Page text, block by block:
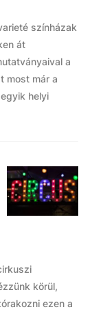
színházak
át
a
most már a
helyi
körül,
ezen a